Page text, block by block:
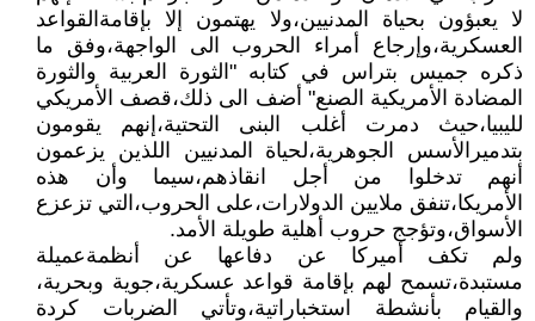
لا يعبؤون بحياة المدنيين،ولا يهتمون إلا بإقامةالقواعد
العسكرية،وإرجاع أمراء الحروب الى الواجهة،وفق ما
ذكره جميس بتراس في كتابه "الثورة العربية والثورة
المضادة الأمريكية الصنع" أضف الى ذلك،قصف الأمريكي
لليبيا،حيث دمرت أغلب البنى التحتية،إنهم يقومون
بتدميرالأسس الجوهرية،لحياة المدنيين اللذين يزعمون
أنهم تدخلوا من أجل انقاذهم،سيما وأن هذه
الأمريكا،تنفق ملايين الدولارات،على الحروب،التي تزعزع
الأسواق،وتؤجج حروب أهلية طويلة الأمد.
ولم تكف أميركا عن دفاعها عن أنظمةعميلة
مستبدة،تسمح لهم بإقامة قواعد عسكرية،جوية وبحرية،
والقيام بأنشطة استخباراتية،وتأتي الضربات كردة